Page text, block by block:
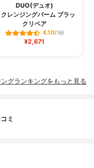
DUO(デュオ)
レンジングバーム ブラッ
クリペア
4.10(16)
¥2,671
グランキングをもっと見る
ミ